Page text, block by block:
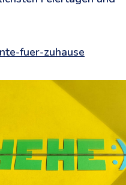
fuer-zuhause